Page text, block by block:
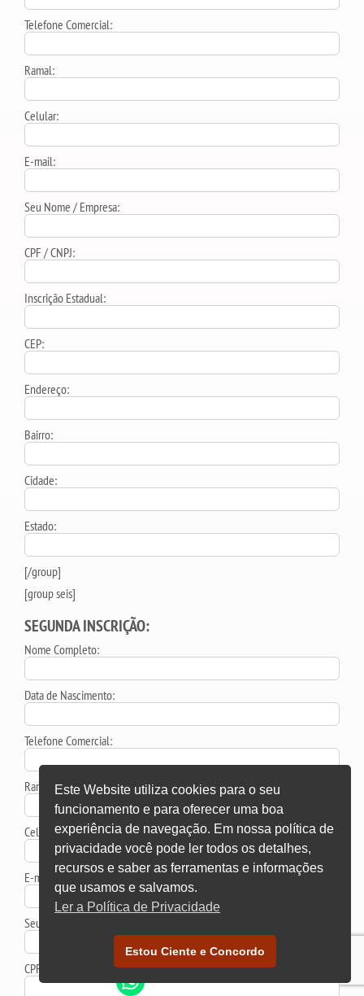
Telefone Comercial:
Ramal:
Celular:
E-mail:
Seu Nome / Empresa:
CPF / CNPJ:
Inscrição Estadual:
CEP:
Endereço:
Bairro:
Cidade:
Estado:
[/group]
[group seis]
SEGUNDA INSCRIÇÃO:
Nome Completo:
Data de Nascimento:
Telefone Comercial:
Ramal:
Celular:
E-mail:
Seu Nome / Empresa:
CPF / CNPJ:
Este Website utiliza cookies para o seu
funcionamento e para oferecer uma boa
experiência de navegação. Em nossa política de
privacidade você pode ler todos os detalhes,
recursos e saber as ferramentas e informações
que usamos e salvamos.
Ler a Política de Privacidade
Estou Ciente e Concordo